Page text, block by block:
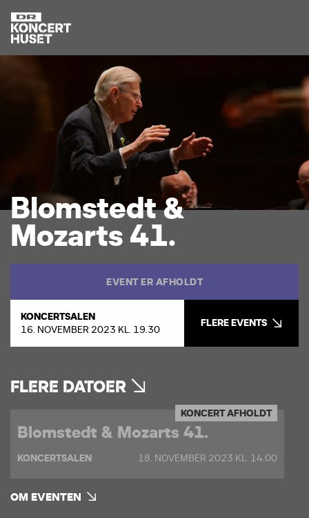
Blomstedt&
Mozarts 41.
EVENT ER AFHOLDT
KONCERTSALEN
16. NOVEMBER 2023 KL. 19.30
FLERE EVENTS
FLERE DATOER
Blomstedt & Mozarts 41.
KONCERT AFHOLDT
KONCERTSALEN 18. NOVEMBER 2023 KL. 14.00
OM EVENTEN